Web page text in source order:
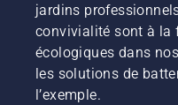
chaudes.
Pour
vous
mettre
dans le
jardins
convivialité sont à la
écologiques dans
les solutions de
l’exemple.